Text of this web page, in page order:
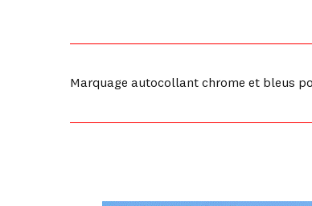
Marquage autocollant chrome et bleus